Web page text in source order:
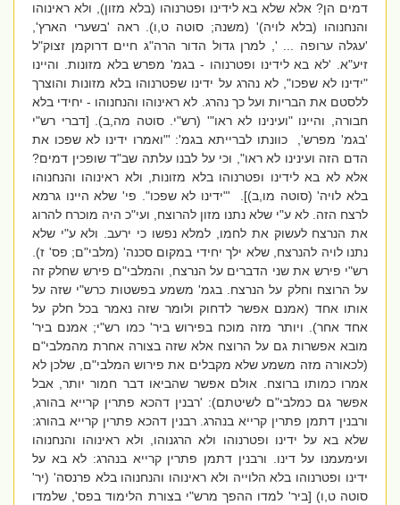
דמים הן? אלא שלא בא לידינו ופטרנוהו (בלא מזון), ולא ראינוהו
והנחנוהו (בלא לויה)' (משנה; סוטה ט,ו). ראה 'בשערי הארץ',
'עגלה ערופה ... ', למרן גדול הדור הרה"ג חיים דרוקמן זצוק"ל
זיע"א. 'לא בא לידינו ופטרנוהו - בגמ' מפרש בלא מזונות. והיינו
"ידינו לא שפכו", לא נהרג על ידינו שפטרנוהו בלא מזונות והוצרך
ללסטם את הבריות ועל כך נהרג. לא ראינוהו והנחנוהו - יחידי בלא
חבורה, והיינו "ועינינו לא ראו"' (רש"י. סוטה מה,ב). [דברי רש"י
'בגמ' מפרש', כוונתו לברייתא בגמ': '"ואמרו ידינו לא שפכו את
הדם הזה ועינינו לא ראו", וכי על לבנו עלתה שב"ד שופכין דמים?
אלא לא בא לידינו ופטרנוהו בלא מזונות, ולא ראינוהו והנחנוהו
בלא לויה' (סוטה מו,ב)]. '"ידינו לא שפכו". פי' שלא היינו גרמא
לרצח הזה. לא ע"י שלא נתנו מזון להרוצח, ועי"כ היה מוכרח להרוג
את הנרצח לעשוק את לחמו, למלא נפשו כי ירעב. ולא ע"י שלא
נתנו לויה להנרצח, שלא ילך יחידי במקום סכנה' (מלבי"ם; פס' ז).
רש"י פירש את שני הדברים על הנרצח, והמלבי"ם פירש שחלק זה
על הרוצח וחלק על הנרצח. בגמ' משמע בפשטות כרש"י שזה על
אותו אחד (אמנם אפשר לדחוק ולומר שזה נאמר בכל חלק על
אחד אחר). ויותר מזה מוכח בפירוש ביר' כמו רש"י; אמנם ביר'
מובא אפשרות גם על הרוצח אלא שזה בצורה אחרת מהמלבי"ם
(לכאורה מזה משמע שלא מקבלים את פירוש המלבי"ם, שלכן לא
אמרו כמותו ברוצח. אולם אפשר שהביאו דבר חמור יותר, אבל
אפשר גם כמלבי"ם לשיטתם): 'רבנין דהכא פתרין קרייא בהורג,
ורבנין דתמן פתרין קרייא בנהרג. רבנין דהכא פתרין קרייא בהורג:
שלא בא על ידינו ופטרנוהו ולא הרגנוהו, ולא ראינוהו והנחנוהו
ועימעמנו על דינו. ורבנין דתמן פתרין קרייא בנהרג: לא בא על
ידינו ופטרנוהו בלא הלוייה ולא ראינוהו והנחנוהו בלא פרנסה' (יר'
סוטה ט,ו) [ביר' למדו ההפך מרש"י בצורת הלימוד בפס', שלמדו